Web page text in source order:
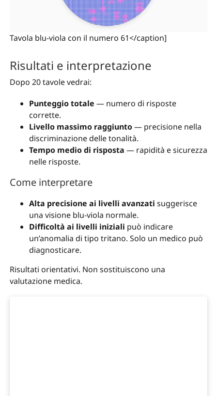
Tavola blu-viola con il numero 61</caption]
Risultati e interpretazione
Dopo 20 tavole vedrai:
Punteggio totale — numero di risposte
corrette.
Livello massimo raggiunto— precisione nella
discriminazione delle tonalità.
Tempo medio di risposta — rapidità e sicurezza
nelle risposte.
Come interpretare
Alta precisione ai livelli avanzati suggerisce
una visione blu-viola normale.
Difficoltà ai livelli iniziali può indicare
un’anomalia di tipo tritano. Solo un medico può
diagnosticare.
Risultati orientativi. Non sostituiscono una
valutazione medica.